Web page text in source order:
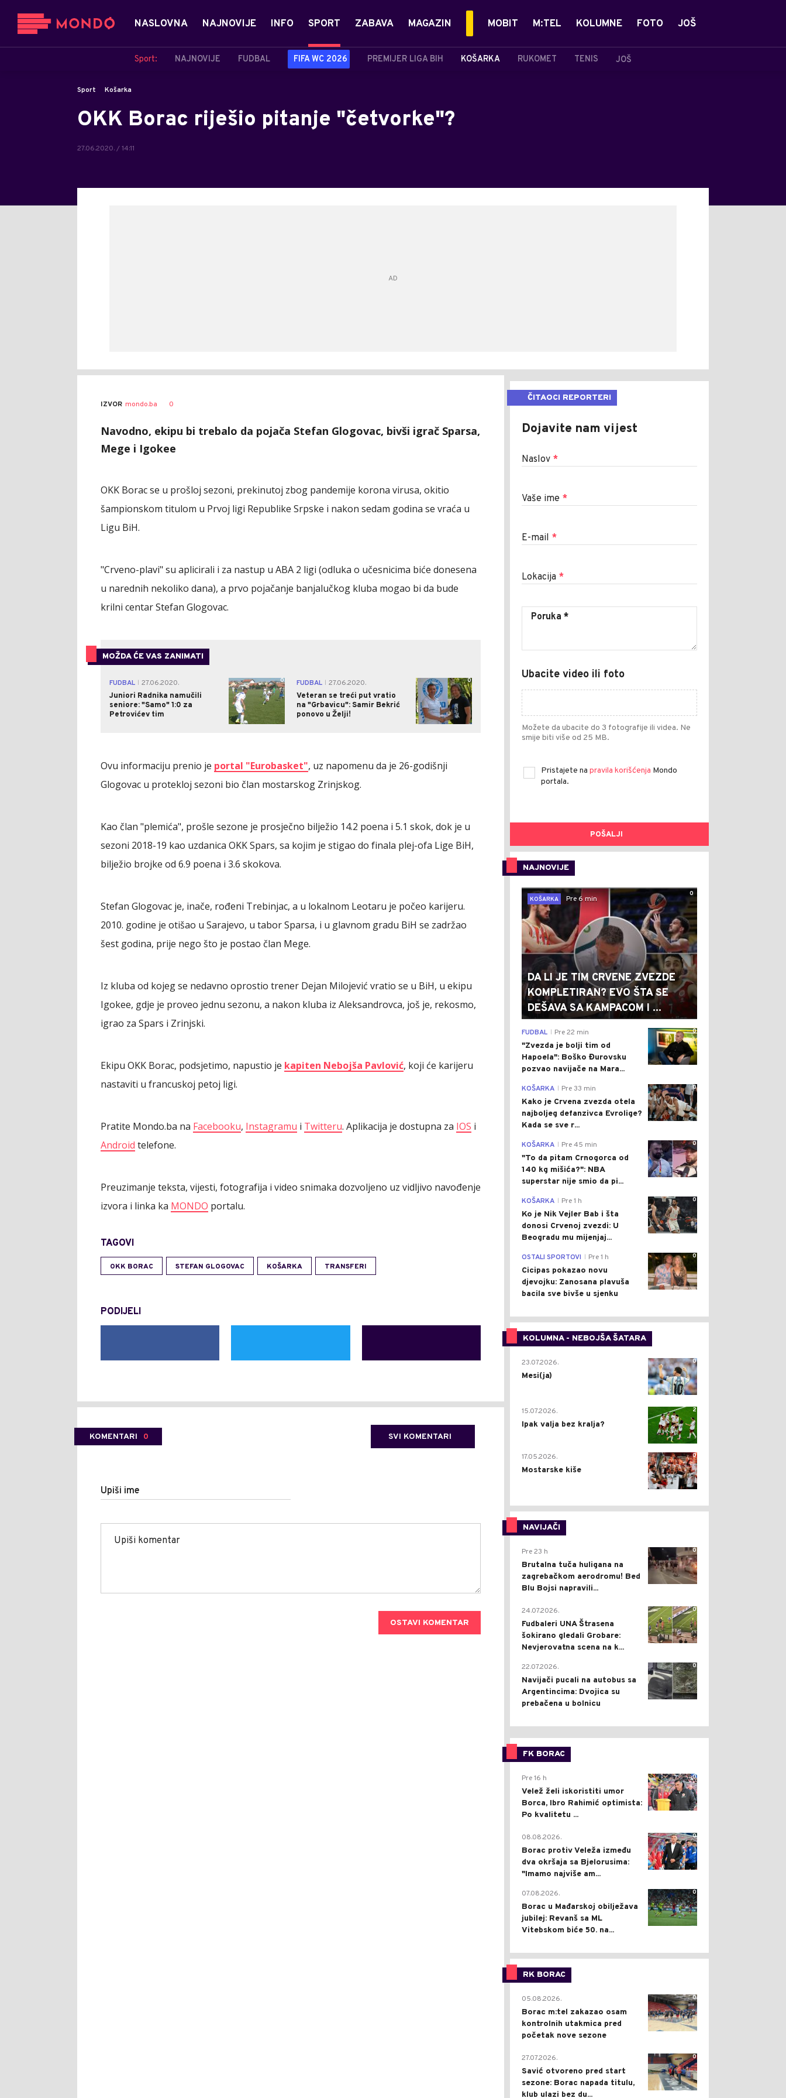
NASLOVNA NAJNOVIJE INFO SPORT
Sport: NAJNOVIJE FUDBAL FIFA WC 2026 PREMIJER LIGA BIH KOŠARKA RUKOMET TENIS JOŠ
ZABAVA MAGAZIN MOBIT M:TEL KOLUMNE FOTO JOŠ
Sport Košarka
OKK Borac riješio pitanje "četvorke"?
27.06.2020. / 14:11
IZVOR mondo.ba 0
Navodno, ekipu bi trebalo da pojača Stefan Glogovac, bivši igrač Sparsa,
Mege i Igokee
OKK Borac se u prošloj sezoni, prekinutoj zbog pandemije korona virusa, okitio
šampionskom titulom u Prvoj ligi Republike Srpske i nakon sedam godina se vraća u
Ligu BiH.
"Crveno-plavi" su aplicirali i za nastup u ABA 2 ligi (odluka o učesnicima biće donesena
u narednih nekoliko dana), a prvo pojačanje banjalučkog kluba mogao bi da bude
krilni centar Stefan Glogovac.
MOŽDA ĆE VAS ZANIMATI
FUDBAL
27.06.2020.
Juniori Radnika namučili
seniore: "Samo" 1:0 za
Petrovićev tim
0 FUDBAL
27.06.2020.
Veteran se treći put vratio
na "Grbavicu": Samir Bekrić
ponovo u Želji!
0
Ovu informaciju prenio je portal "Eurobasket", uz napomenu da je 26-godišnji
Glogovac u protekloj sezoni bio član mostarskog Zrinjskog.
Kao član "plemića", prošle sezone je prosječno bilježio 14.2 poena i 5.1 skok, dok je u
sezoni 2018-19 kao uzdanica OKK Spars, sa kojim je stigao do finala plej-ofa Lige BiH,
bilježio brojke od 6.9 poena i 3.6 skokova.
Stefan Glogovac je, inače, rođeni Trebinjac, a u lokalnom Leotaru je počeo karijeru.
2010. godine je otišao u Sarajevo, u tabor Sparsa, i u glavnom gradu BiH se zadržao
šest godina, prije nego što je postao član Mege.
Iz kluba od kojeg se nedavno oprostio trener Dejan Milojević vratio se u BiH, u ekipu
Igokee, gdje je proveo jednu sezonu, a nakon kluba iz Aleksandrovca, još je, rekosmo,
igrao za Spars i Zrinjski.
Ekipu OKK Borac, podsjetimo, napustio je kapiten Nebojša Pavlović, koji će karijeru
nastaviti u francuskoj petoj ligi.
Pratite Mondo.ba na Facebooku, Instagramu i Twitteru. Aplikacija je dostupna za IOS i
Android telefone.
Preuzimanje teksta, vijesti, fotografija i video snimaka dozvoljeno uz vidljivo navođenje
izvora i linka ka MONDO portalu.
TAGOVI
OKK BORAC STEFAN GLOGOVAC KOŠARKA TRANSFERI
PODIJELI
KOMENTARI 0 SVI KOMENTARI
Upiši ime
OSTAVI KOMENTAR
ČITAOCI REPORTERI
Dojavite nam vijest
Naslov *
Vaše ime *
E-mail *
Lokacija *
Ubacite video ili foto
Možete da ubacite do 3 fotografije ili videa. Ne
smije biti više od 25 MB.
Pristajete na pravila korišćenja Mondo
portala.
POŠALJI
NAJNOVIJE
0
KOŠARKA
Pre 6 min
DA LI JE TIM CRVENE ZVEZDE
KOMPLETIRAN? EVO ŠTA SE
DEŠAVA SA KAMPACOM I ...
0
FUDBAL Pre 22 min
"Zvezda je bolji tim od
Hapoela": Boško Đurovsku
pozvao navijače na Mara...
0
KOŠARKA Pre 33 min
Kako je Crvena zvezda otela
najboljeg defanzivca Evrolige?
Kada se sve r...
0
KOŠARKA Pre 45 min
"To da pitam Crnogorca od
140 kg mišića?": NBA
superstar nije smio da pi...
0
KOŠARKA Pre 1 h
Ko je Nik Vejler Bab i šta
donosi Crvenoj zvezdi: U
Beogradu mu mijenjaj...
0
OSTALI SPORTOVI Pre 1 h
Cicipas pokazao novu
djevojku: Zanosana plavuša
bacila sve bivše u sjenku
KOLUMNA - NEBOJŠA ŠATARA
0
23.07.2026.
Mesi(ja)
2
15.07.2026.
Ipak valja bez kralja?
0
17.05.2026.
Mostarske kiše
NAVIJAČI
0
Pre 23 h
Brutalna tuča huligana na
zagrebačkom aerodromu! Bed
Blu Bojsi napravili...
0
24.07.2026.
Fudbaleri UNA Štrasena
šokirano gledali Grobare:
Nevjerovatna scena na k...
0
22.07.2026.
Navijači pucali na autobus sa
Argentincima: Dvojica su
prebačena u bolnicu
FK BORAC
0
Pre 16 h
Velež želi iskoristiti umor
Borca, Ibro Rahimić optimista:
Po kvalitetu ...
0
08.08.2026.
Borac protiv Veleža između
dva okršaja sa Bjelorusima:
"Imamo najviše am...
0
07.08.2026.
Borac u Mađarskoj obilježava
jubilej: Revanš sa ML
Vitebskom biće 50. na...
RK BORAC
0
05.08.2026.
Borac m:tel zakazao osam
kontrolnih utakmica pred
početak nove sezone
0
27.07.2026.
Savić otvoreno pred start
sezone: Borac napada titulu,
klub ulazi bez du...